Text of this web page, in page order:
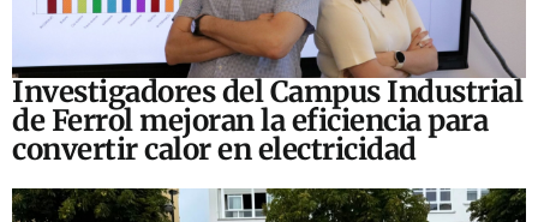
Investigadores del Campus Industrial
de Ferrol mejoran la eficiencia para
convertir calor en electricidad